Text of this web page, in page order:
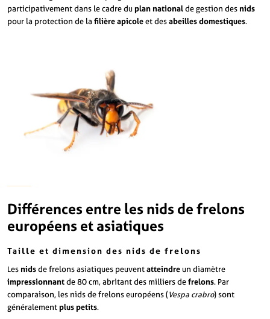
participativement dans le cadre du plan nationalde gestion des nids
pour la protection de la filière apicoleet desabeilles domestiques.
Différences entre les nids de frelons
européens et asiatiques
Taille et dimension des nids de frelons
Les nidsde frelons asiatiques peuventatteindreun diamètre
impressionnantde 80 cm, abritant des milliers defrelons. Par
comparaison, les nids de frelons européens (Vespa crabro) sont
généralementplus petits.